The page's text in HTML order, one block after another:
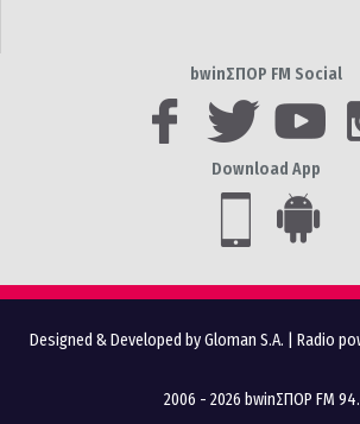
bwinΣΠΟΡ FM Social
Download App
Designed & Developed by Gloman S.A. Radio
2006 - 2026 bwinΣΠΟΡ FM